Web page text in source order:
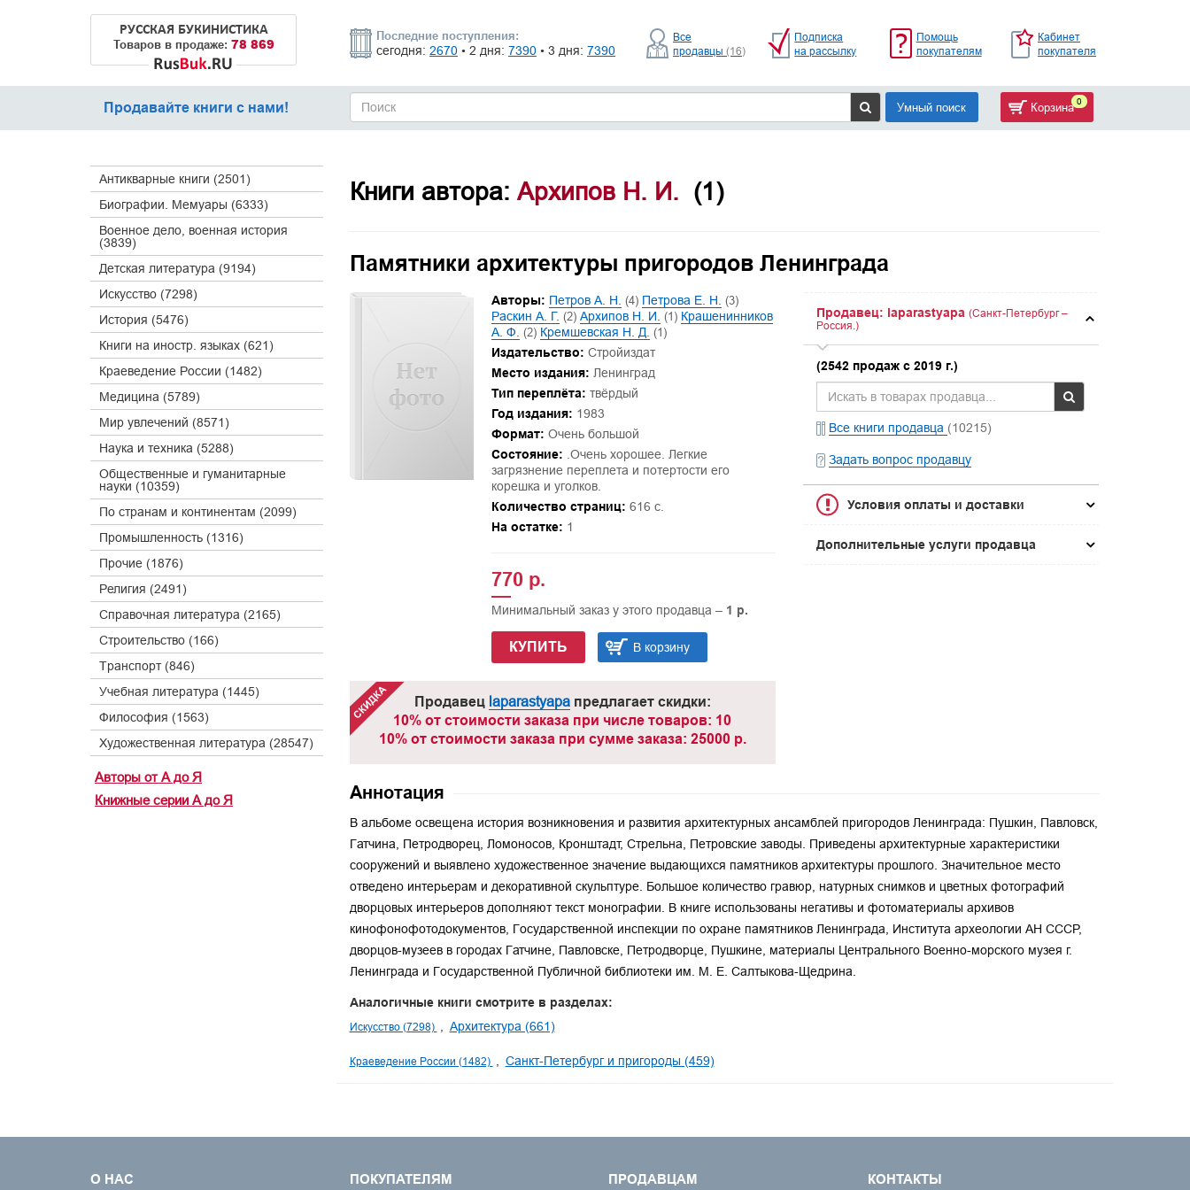
РУССКАЯ БУКИНИСТИКА
Товаров в продаже: 78 869
Последние поступления:
сегодня: 2670 • 2 дня: 7390 • 3 дня: 7390
Все
продавцы (16)
Подписка
на рассылку
Помощь
покупателям
Кабинет
покупателя
Продавайте книги с нами! Умный поиск Корзина 0
Антикварные книги (2501)
Биографии. Мемуары (6333)
Военное дело, военная история
(3839)
Детская литература (9194)
Искусство (7298)
История (5476)
Книги на иностр. языках (621)
Краеведение России (1482)
Медицина (5789)
Мир увлечений (8571)
Наука и техника (5288)
Общественные и гуманитарные
науки (10359)
По странам и континентам (2099)
Промышленность (1316)
Прочие (1876)
Религия (2491)
Справочная литература (2165)
Строительство (166)
Транспорт (846)
Учебная литература (1445)
Философия (1563)
Художественная литература (28547)
Авторы от А до Я
Книжные серии А до Я
Книги автора: Архипов Н. И. (1)
Памятники архитектуры пригородов Ленинграда
Авторы: Петров А. Н. (4) Петрова Е. Н. (3)
Раскин А. Г. (2) Архипов Н. И. (1) Крашенинников
А. Ф. (2) Кремшевская Н. Д. (1)
Издательство: Стройиздат
Место издания: Ленинград
Тип переплёта: твёрдый
Год издания: 1983
Формат: Очень большой
Состояние: .Очень хорошее. Легкие
загрязнение переплета и потертости его
корешка и уголков.
Количество страниц: 616 с.
На остатке: 1
770 р.
Минимальный заказ у этого продавца – 1 р.
КУПИТЬ В корзину
Продавец laparastyapaпредлагает скидки:
10% от стоимости заказа при числе товаров: 10
10% от стоимости заказа при сумме заказа: 25000 р.
Продавец: laparastyapa (Санкт-Петербург –
Россия.)
(2542 продаж с 2019 г.)
Все книги продавца (10215)
Задать вопрос продавцу
Условия оплаты и доставки
Дополнительные услуги продавца
Аннотация
В альбоме освещена история возникновения и развития архитектурных ансамблей пригородов Ленинграда: Пушкин, Павловск,
Гатчина, Петродворец, Ломоносов, Кронштадт, Стрельна, Петровские заводы. Приведены архитектурные характеристики
сооружений и выявлено художественное значение выдающихся памятников архитектуры прошлого. Значительное место
отведено интерьерам и декоративной скульптуре. Большое количество гравюр, натурных снимков и цветных фотографий
дворцовых интерьеров дополняют текст монографии. В книге использованы негативы и фотоматериалы архивов
кинофонофотодокументов, Государственной инспекции по охране памятников Ленинграда, Института археологии АН СССР,
дворцов-музеев в городах Гатчине, Павловске, Петродворце, Пушкине, материалы Центрального Военно-морского музея г.
Ленинграда и Государственной Публичной библиотеки им. М. Е. Салтыкова-Щедрина.
Аналогичные книги смотрите в разделах:
Искусство (7298) Архитектура (661)
Краеведение России (1482) Санкт-Петербург и пригороды (459)
О НАС ПОКУПАТЕЛЯМ ПРОДАВЦАМ КОНТАКТЫ